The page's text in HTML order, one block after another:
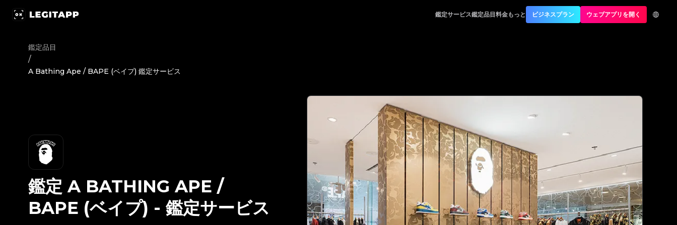
鑑定サービス鑑定品目料金もっと ビジネスプラン ウェブアプリを開く
鑑定品目
/
A Bathing Ape / BAPE (ベイプ) 鑑定サービス
鑑定 A BATHING APE /
BAPE (ベイプ) - 鑑定サービス